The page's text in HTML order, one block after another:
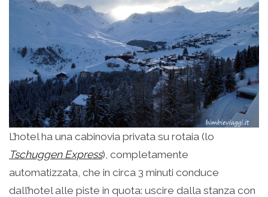
L’hotel ha una cabinovia privata su rotaia (lo
Tschuggen Express), completamente
automatizzata, che in circa 3 minuti conduce
dall’hotel alle piste in quota: uscire dalla stanza con